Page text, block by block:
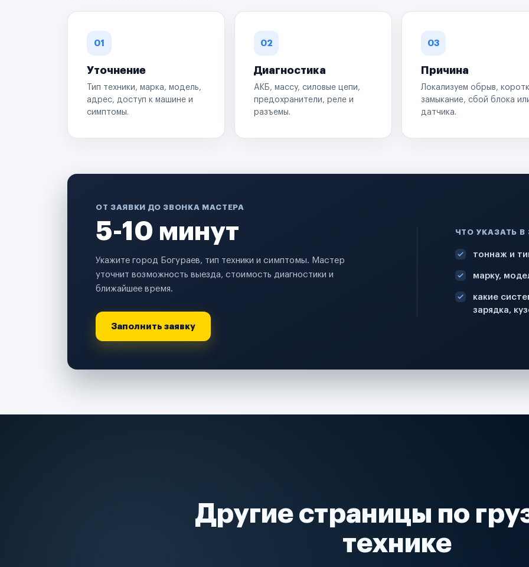
01
Уточнение
Тип техники, марка, модель,
адрес, доступ к машине и
симптомы.
02
Диагностика
АКБ, массу, силовые цепи,
предохранители, реле и
разъемы.
03
Причина
Локализуем обрыв,
замыкание, сбой блока
датчика.
ОТ ЗАЯВКИ ДО ЗВОНКА МАСТЕРА
5-10 минут
Укажите город Богураев, тип техники и симптомы. Мастер
уточнит возможность выезда, стоимость диагностики и
ближайшее время.
Заполнить заявку
ЧТО УКАЗАТЬ В
тоннаж и
марку,
какие
зарядка,
Другие страницы по
технике